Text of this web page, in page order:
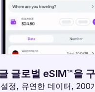
글로벌 eSIM™을
정, 유연한 데이터, 200